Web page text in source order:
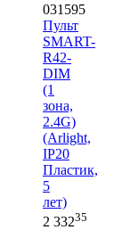
031595
Пульт
SMART-
R42-
DIM
(1
зона,
2.4G)
(Arlight,
IP20
Пластик,
5
лет)
2 33235